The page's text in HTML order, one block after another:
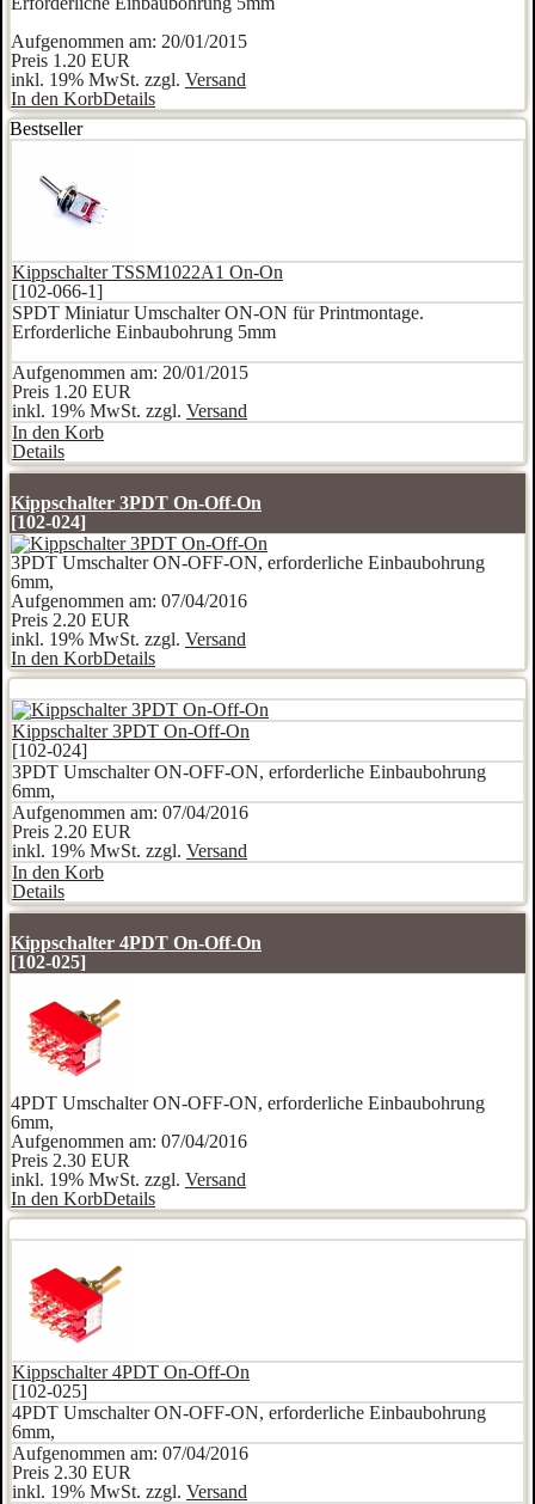
Aufgenommen am: 20/01/2015
Preis 1.20 EUR
inkl. 19% MwSt. zzgl. Versand
In den KorbDetails
Bestseller
Kippschalter TSSM1022A1 On-On
[102-066-1]
SPDT Miniatur Umschalter ON-ON für Printmontage.
Erforderliche Einbaubohrung 5mm
Aufgenommen am: 20/01/2015
Preis 1.20 EUR
inkl. 19% MwSt. zzgl. Versand
In den Korb
Details
Kippschalter 3PDT On-Off-On
[102-024]
3PDT Umschalter ON-OFF-ON, erforderliche Einbaubohrung
6mm,
Aufgenommen am: 07/04/2016
Preis 2.20 EUR
inkl. 19% MwSt. zzgl. Versand
In den KorbDetails
Kippschalter 3PDT On-Off-On
[102-024]
3PDT Umschalter ON-OFF-ON, erforderliche Einbaubohrung
6mm,
Aufgenommen am: 07/04/2016
Preis 2.20 EUR
inkl. 19% MwSt. zzgl. Versand
In den Korb
Details
Kippschalter 4PDT On-Off-On
[102-025]
4PDT Umschalter ON-OFF-ON, erforderliche Einbaubohrung
6mm,
Aufgenommen am: 07/04/2016
Preis 2.30 EUR
inkl. 19% MwSt. zzgl. Versand
In den KorbDetails
Kippschalter 4PDT On-Off-On
[102-025]
4PDT Umschalter ON-OFF-ON, erforderliche Einbaubohrung
6mm,
Aufgenommen am: 07/04/2016
Preis 2.30 EUR
inkl. 19% MwSt. zzgl. Versand